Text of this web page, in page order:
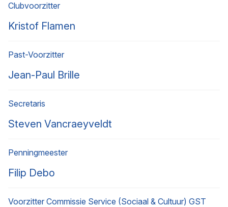
Clubvoorzitter
Kristof Flamen
Past-Voorzitter
Jean-Paul Brille
Secretaris
Steven Vancraeyveldt
Penningmeester
Filip Debo
Voorzitter Commissie Service (Sociaal & Cultuur) GST